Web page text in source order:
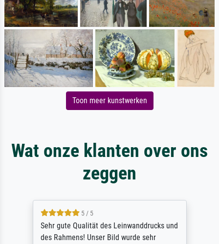
Toon meer kunstwerken
Wat onze klanten over ons
zeggen
5 / 5
Sehr gute Qualität des Leinwanddrucks und
des Rahmens! Unser Bild wurde sehr